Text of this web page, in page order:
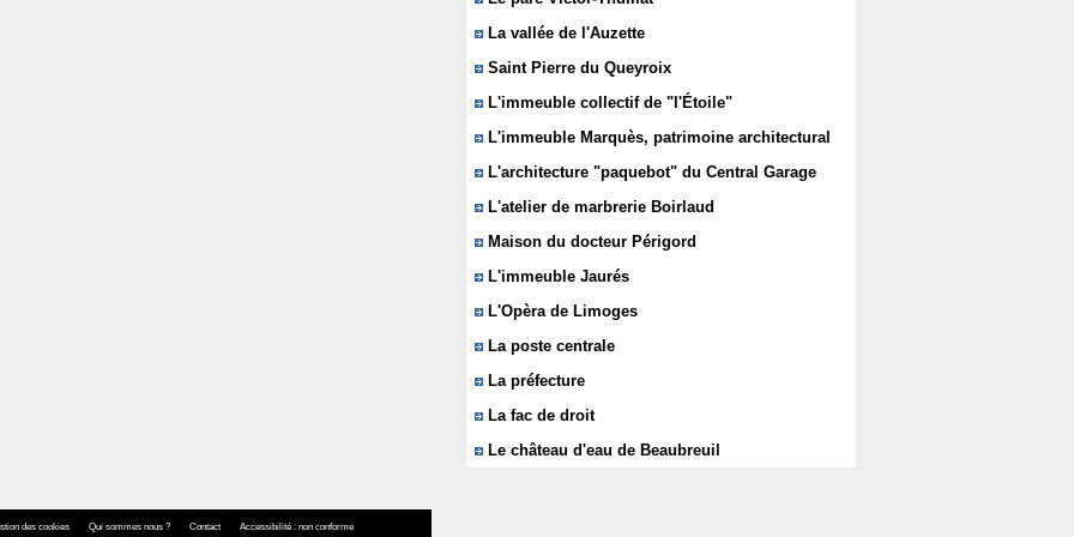
La vallée de l'Auzette
Saint Pierre du Queyroix
L'immeuble collectif de "l'Étoile"
L'immeuble Marquès, patrimoine architectural
L'architecture "paquebot" du Central Garage
L'atelier de marbrerie Boirlaud
Maison du docteur Périgord
L'immeuble Jaurés
L'Opèra de Limoges
La poste centrale
La préfecture
La fac de droit
Le château d'eau de Beaubreuil
des cookies Qui sommes nous ? Contact Accessibilité : non conforme